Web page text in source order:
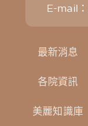
E-mail：
最新消息
各院資訊
美麗知識庫